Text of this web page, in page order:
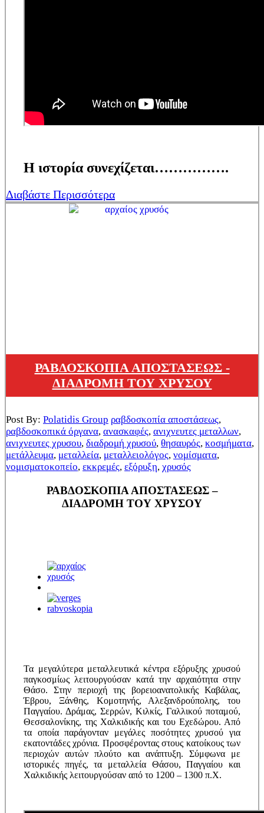
Η ιστορία συνεχίζεται…………….
Διαβάστε Περισσότερα
ΡΑΒΔΟΣΚΟΠΙΑ ΑΠΟΣΤΑΣΕΩΣ -
ΔΙΑΔΡΟΜΗ ΤΟΥ ΧΡΥΣΟΥ
Post By: Polatidis Group ραβδοσκοπία αποστάσεως,
ραβδοσκοπικά όργανα, ανασκαφές, ανιχνευτες μεταλλων,
ανιχνευτες χρυσου, διαδρομή χρυσού, θησαυρός, κοσμήματα,
μετάλλευμα, μεταλλεία, μεταλλειολόγος, νομίσματα,
νομισματοκοπείο, εκκρεμές, εξόρυξη, χρυσός
ΡΑΒΔΟΣΚΟΠΙΑ ΑΠΟΣΤΑΣΕΩΣ –
ΔΙΑΔΡΟΜΗ ΤΟΥ ΧΡΥΣΟΥ
Τα μεγαλύτερα μεταλλευτικά κέντρα εξόρυξης χρυσού
παγκοσμίως λειτουργούσαν κατά την αρχαιότητα στην
Θάσο. Στην περιοχή της βορειοανατολικής Καβάλας,
Έβρου, Ξάνθης, Κομοτηνής, Αλεξανδρούπολης, του
Παγγαίου. Δράμας, Σερρών, Κιλκίς, Γαλλικού ποταμού,
Θεσσαλονίκης, της Χαλκιδικής και του Εχεδώρου. Από
τα οποία παράγονταν μεγάλες ποσότητες χρυσού για
εκατοντάδες χρόνια. Προσφέροντας στους κατοίκους των
περιοχών αυτών πλούτο και ανάπτυξη. Σύμφωνα με
ιστορικές πηγές, τα μεταλλεία Θάσου, Παγγαίου και
Χαλκιδικής λειτουργούσαν από το 1200 – 1300 π.Χ.